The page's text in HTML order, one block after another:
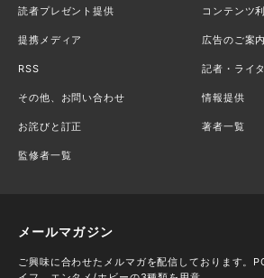
読者プレゼント提供 コンテンツ
提携メディア 広告のご案内
RSS 記者・ライ
その他、お問い合わせ 情報提供
お詫びと訂正 著者一覧
監修者一覧
メールマガジン
ご興味に合わせたメルマガを配信しております。